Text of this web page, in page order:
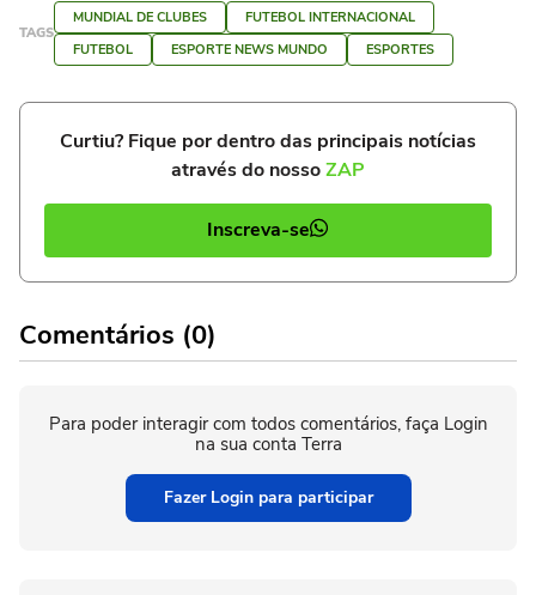
TAGS
MUNDIAL DE CLUBES
FUTEBOL INTERNACIONAL
FUTEBOL
ESPORTE NEWS MUNDO ESPORTES
Curtiu? Fique por dentro das principais notícias
através do nossoZAP
Inscreva-se
Comentários (0)
Para poder interagir com todos comentários, faça Login
na sua conta Terra
Fazer Login para participar